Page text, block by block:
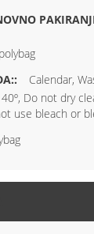
Calendar,
Do not dry
use bleach or